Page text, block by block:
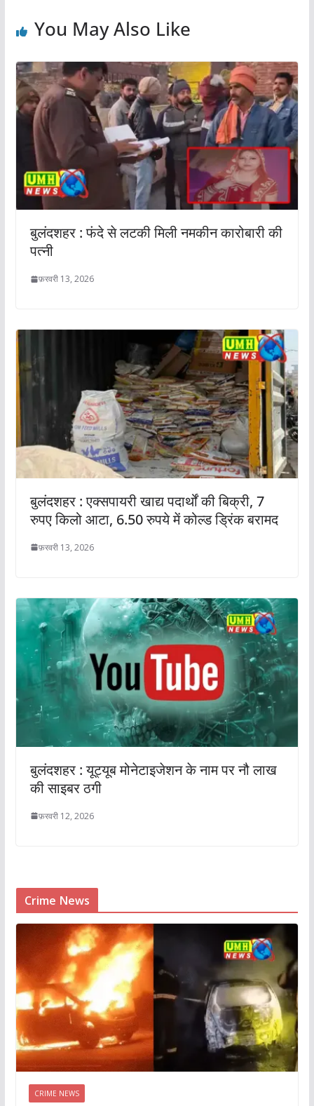
You May Also Like
बुलंदशहर : फंदे से लटकी मिली नमकीन कारोबारी की
पत्नी
फ़रवरी 13, 2026
बुलंदशहर : एक्सपायरी खाद्य पदार्थों की बिक्री, 7
रुपए किलो आटा, 6.50 रुपये में कोल्ड ड्रिंक बरामद
फ़रवरी 13, 2026
बुलंदशहर : यूट्यूब मोनेटाइजेशन के नाम पर नौ लाख
की साइबर ठगी
फ़रवरी 12, 2026
Crime News
CRIME NEWS